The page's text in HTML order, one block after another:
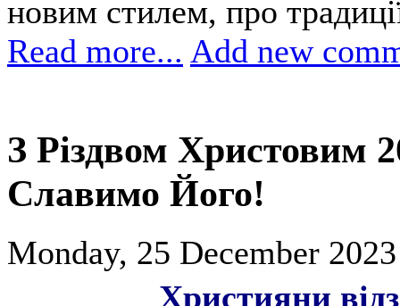
новим стилем, про
Read more... Add new
З Різдвом Христовим
Славимо Його!
Monday, 25 December
Християни